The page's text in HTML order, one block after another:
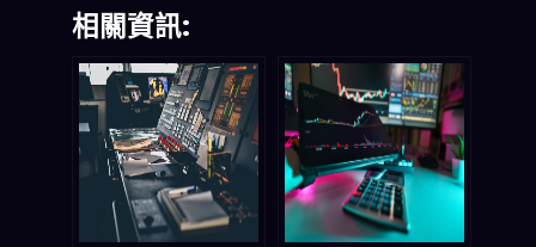
相關資訊: